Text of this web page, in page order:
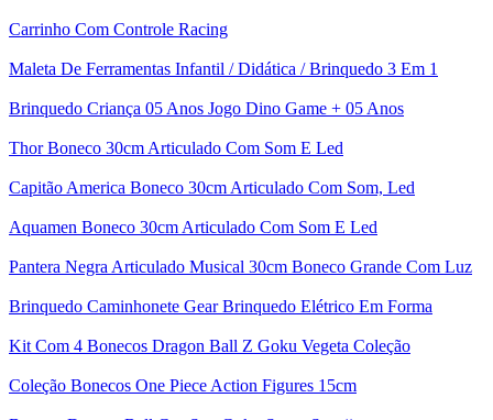
Carrinho Com Controle Racing
Maleta De Ferramentas Infantil / Didática / Brinquedo 3 Em 1
Brinquedo Criança 05 Anos Jogo Dino Game + 05 Anos
Thor Boneco 30cm Articulado Com Som E Led
Capitão America Boneco 30cm Articulado Com Som, Led
Aquamen Boneco 30cm Articulado Com Som E Led
Pantera Negra Articulado Musical 30cm Boneco Grande Com Luz
Brinquedo Caminhonete Gear Brinquedo Elétrico Em Forma
Kit Com 4 Bonecos Dragon Ball Z Goku Vegeta Coleção
Coleção Bonecos One Piece Action Figures 15cm